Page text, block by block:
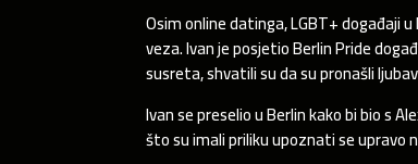
Osim online datinga, LGBT+ događaji
veza. Ivan je posjetio Berlin Pride
susreta, shvatili su da su pronašli
Ivan se preselio u Berlin kako bi bio s
što su imali priliku upoznati se upravo